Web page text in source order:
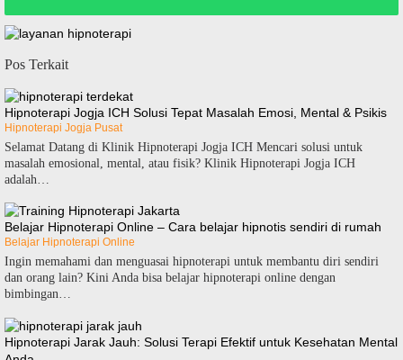
Pos Terkait
Hipnoterapi Jogja ICH Solusi Tepat Masalah Emosi, Mental & Psikis
Hipnoterapi Jogja Pusat
Selamat Datang di Klinik Hipnoterapi Jogja ICH Mencari solusi untuk
masalah emosional, mental, atau fisik? Klinik Hipnoterapi Jogja ICH
adalah…
Belajar Hipnoterapi Online – Cara belajar hipnotis sendiri di rumah
Belajar Hipnoterapi Online
Ingin memahami dan menguasai hipnoterapi untuk membantu diri sendiri
dan orang lain? Kini Anda bisa belajar hipnoterapi online dengan
bimbingan…
Hipnoterapi Jarak Jauh: Solusi Terapi Efektif untuk Kesehatan Mental